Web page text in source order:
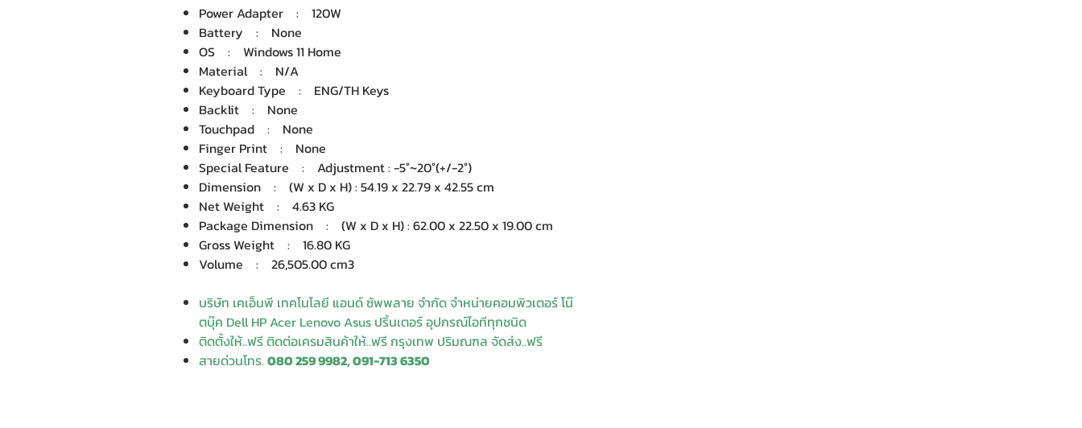
Power Adapter : 120W
Battery : None
OS : Windows 11 Home
Material : N/A
Keyboard Type : ENG/TH Keys
Backlit : None
Touchpad : None
Finger Print : None
Special Feature : Adjustment : -5°~20°(+/-2°)
Dimension : (W x D x H) : 54.19 x 22.79 x 42.55 cm
Net Weight : 4.63 KG
Package Dimension : (W x D x H) : 62.00 x 22.50 x 19.00 cm
Gross Weight : 16.80 KG
Volume : 26,505.00 cm3
บริษัท เคเอ็นพี เทคโนโลยี แอนด์ ซัพพลาย จำกัด จำหน่ายคอมพิวเตอร์ โน๊
ตบุ๊ค Dell HP Acer Lenovo Asus ปริ้นเตอร์ อุปกรณ์ไอทีทุกชนิด
ติดตั้งให้..ฟรี ติดต่อเครมสินค้าให้..ฟรี กรุงเทพ ปริมณฑล จัดส่ง..ฟรี
สายด่วนโทร.080 259 9982, 091-713 6350